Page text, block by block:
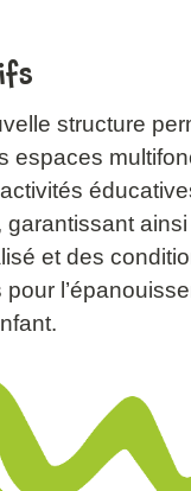
structure
espaces
garantissant
et des
pour